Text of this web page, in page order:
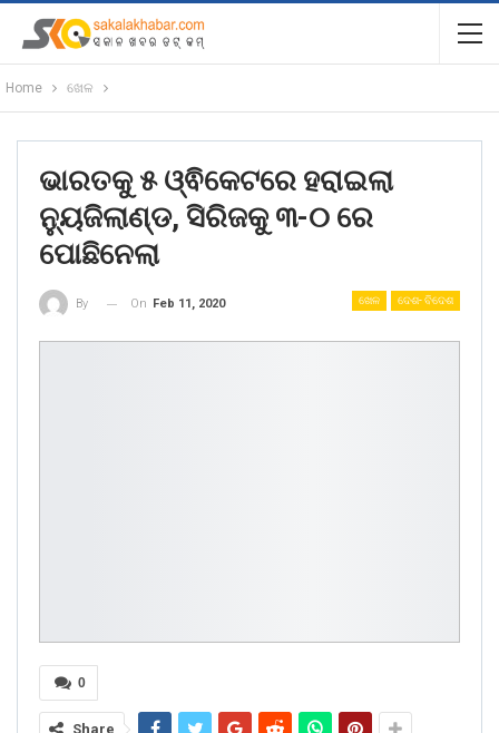
Home ଖେଳ
ଭାରତକୁ ୫ ଓ୍ଵିକେଟରେ ହରାଇଲା
ନ୍ୟୁଜିଲାଣ୍ଡ, ସିରିଜକୁ ୩-୦ ରେ
ପୋଛିନେଲା
ଖେଳ ଦେଶ- ବିଦେଶ
By On Feb 11, 2020
0
Share